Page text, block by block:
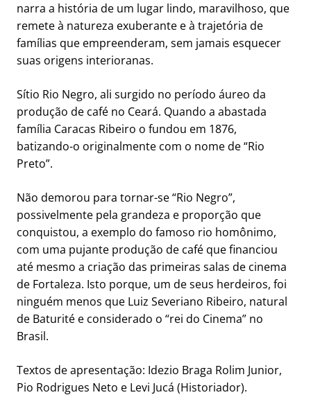
narra a história de um lugar lindo, maravilhoso, que
remete à natureza exuberante e à trajetória de
famílias que empreenderam, sem jamais esquecer
suas origens interioranas.
Sítio Rio Negro, ali surgido no período áureo da
produção de café no Ceará. Quando a abastada
família Caracas Ribeiro o fundou em 1876,
batizando-o originalmente com o nome de “Rio
Preto”.
Não demorou para tornar-se “Rio Negro”,
possivelmente pela grandeza e proporção que
conquistou, a exemplo do famoso rio homônimo,
com uma pujante produção de café que financiou
até mesmo a criação das primeiras salas de cinema
de Fortaleza. Isto porque, um de seus herdeiros, foi
ninguém menos que Luiz Severiano Ribeiro, natural
de Baturité e considerado o “rei do Cinema” no
Brasil.
Textos de apresentação: Idezio Braga Rolim Junior,
Pio Rodrigues Neto e Levi Jucá (Historiador).